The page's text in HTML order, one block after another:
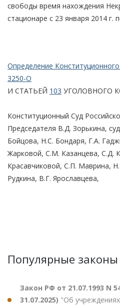
свободы время нахождения
стационаре с 23 января 2014 г.
Определение
3250-О
И СТАТЬЕЙ 103 УГОЛОВНОГО
Конституционный Суд
Председателя В.Д. Зорькина,
Бойцова, Н.С. Бондаря, Г.А.
Жарковой, С.М. Казанцева, С.Д.
Красавчиковой, С.П. Маврина,
Рудкина, В.Г. Ярославцева,
Популярные законы
Закон РФ от 21.07.1993 N
31.07.2025) "Об